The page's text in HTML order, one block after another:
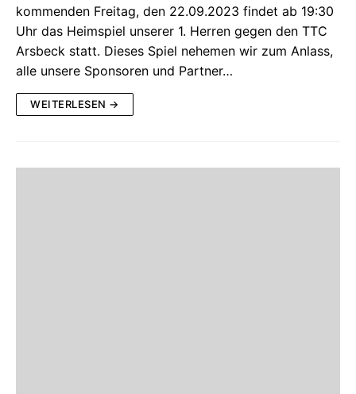
kommenden Freitag, den 22.09.2023 findet ab 19:30
Uhr das Heimspiel unserer 1. Herren gegen den TTC
Arsbeck statt. Dieses Spiel nehemen wir zum Anlass,
alle unsere Sponsoren und Partner…
WEITERLESEN →